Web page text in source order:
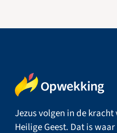
Jezus volgen in de kracht
Heilige Geest. Dat is